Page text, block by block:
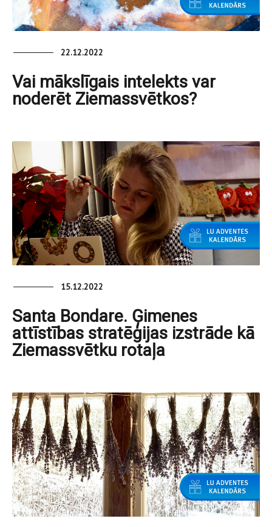
22.12.2022
Vai mākslīgais intelekts var
noderēt Ziemassvētkos?
15.12.2022
Santa Bondare. Ģimenes
attīstības stratēģijas izstrāde kā
Ziemassvētku rotaļa